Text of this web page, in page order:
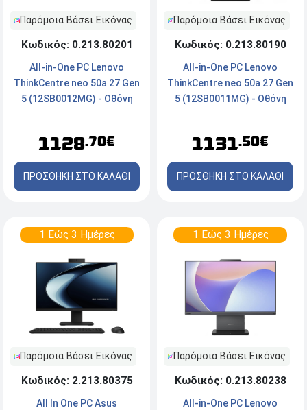
Παρόμοια Βάσει Εικόνας
Κωδικός: 0.213.80201
All-in-One PC Lenovo
ThinkCentre neo 50a 27 Gen
5 (12SB0012MG) - Οθόνη
512GB SSD M.2 NVMe® -
Windows® 11 Pro - Luna
Grey
1128.70€
ΠΡΟΣΘΗΚΗ ΣΤΟ ΚΑΛΑΘΙ
Παρόμοια Βάσει Εικόνας
Κωδικός: 0.213.80190
All-in-One PC Lenovo
ThinkCentre neo 50a 27 Gen
5 (12SB0011MG) - Οθόνη
512GB SSD - Webcam -
Windows 11 Pro - Luna Grey
1131.50€
ΠΡΟΣΘΗΚΗ ΣΤΟ ΚΑΛΑΘΙ
1 Εώς 3 Ημέρες
Παρόμοια Βάσει Εικόνας
Κωδικός: 2.213.80375
All In One PC Asus
1 Εώς 3 Ημέρες
Παρόμοια Βάσει Εικόνας
Κωδικός: 0.213.80238
All-in-One PC Lenovo